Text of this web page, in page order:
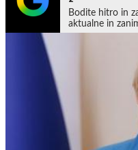
Bodite hitro in
aktualne in